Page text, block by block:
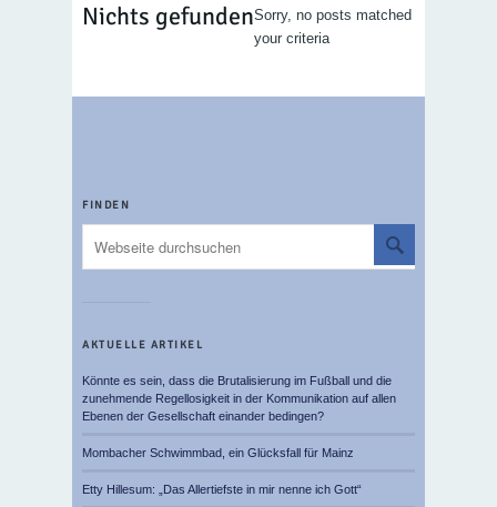
Nichts gefundenSorry, no posts matched
your criteria
FINDEN
AKTUELLE ARTIKEL
Könnte es sein, dass die Brutalisierung im Fußball und die
zunehmende Regellosigkeit in der Kommunikation auf allen
Ebenen der Gesellschaft einander bedingen?
Mombacher Schwimmbad, ein Glücksfall für Mainz
Etty Hillesum: „Das Allertiefste in mir nenne ich Gott“